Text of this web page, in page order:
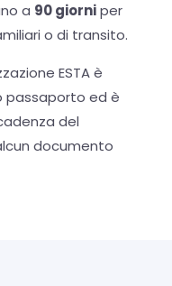
a 90 giorniper
o di transito.
ESTA è
ed è
del
documento